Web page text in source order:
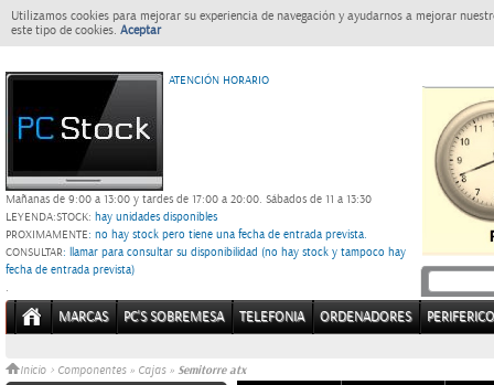
Utilizamos cookies para mejorar su experiencia de navegación y ayudarnos a mejorar
este tipo de cookies. Aceptar
ATENCIÓN HORARIO
Mañanas de 9:00 a 13:00 y tardes de 17:00 a 20:00. Sábados de 11 a 13:30
LEYENDA:STOCK: hay unidades disponibles
PROXIMAMENTE: no hay stock pero tiene una fecha de entrada prevista.
CONSULTAR: llamar para consultar su disponibilidad (no hay stock y tampoco hay
fecha de entrada prevista)
.
MARCAS PC'S SOBREMESA TELEFONIA ORDENADORES
Inicio > Componentes » Cajas » Semitorre atx